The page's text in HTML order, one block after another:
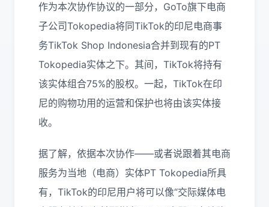
作为本次协作协议的一部分，GoTo旗下电商
子公司Tokopedia将同TikTok的印尼电商事
务TikTok Shop Indonesia合并到现有的PT
Tokopedia实体之下。其间，TikTok将持有
该实体组合75%的股权。一起，TikTok在印
尼的购物功用的运营和保护也将由该实体接
收。
据了解，依据本次协作——或者说跟着其电商
服务为当地（电商）实体PT Tokopedia所具
有，TikTok的印尼用户将可以像“交际媒体电